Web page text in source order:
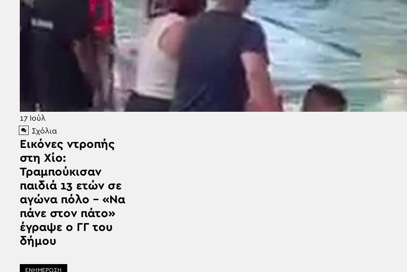
17 Ιούλ
Σχόλια
Εικόνες ντροπής
στη Χίο:
Τραμπούκισαν
παιδιά 13 ετών σε
αγώνα πόλο – «Να
πάνε στον πάτο»
έγραψε ο ΓΓ του
δήμου
ΕΝΗΜΕΡΩΣΗ